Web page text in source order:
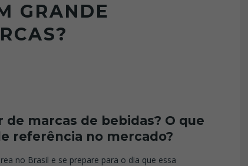
GRANDE
marcas de bebidas? O que
referência no mercado?
no Brasil e se prepare para o dia que essa